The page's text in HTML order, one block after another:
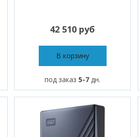
42 510 руб
В корзину
под заказ5-7 дн.